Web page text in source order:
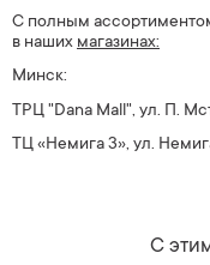
С полным
в наших магазинах:
Минск:
ТРЦ"Dana Mall", ул. П.
ТЦ «Немига 3», ул.
С